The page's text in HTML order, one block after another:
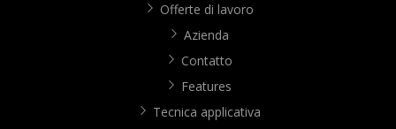
Offerte di lavoro
Azienda
Contatto
Features
Tecnica applicativa